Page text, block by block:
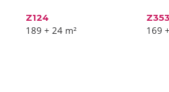
Z124
189 + 24 m²
Z353
169